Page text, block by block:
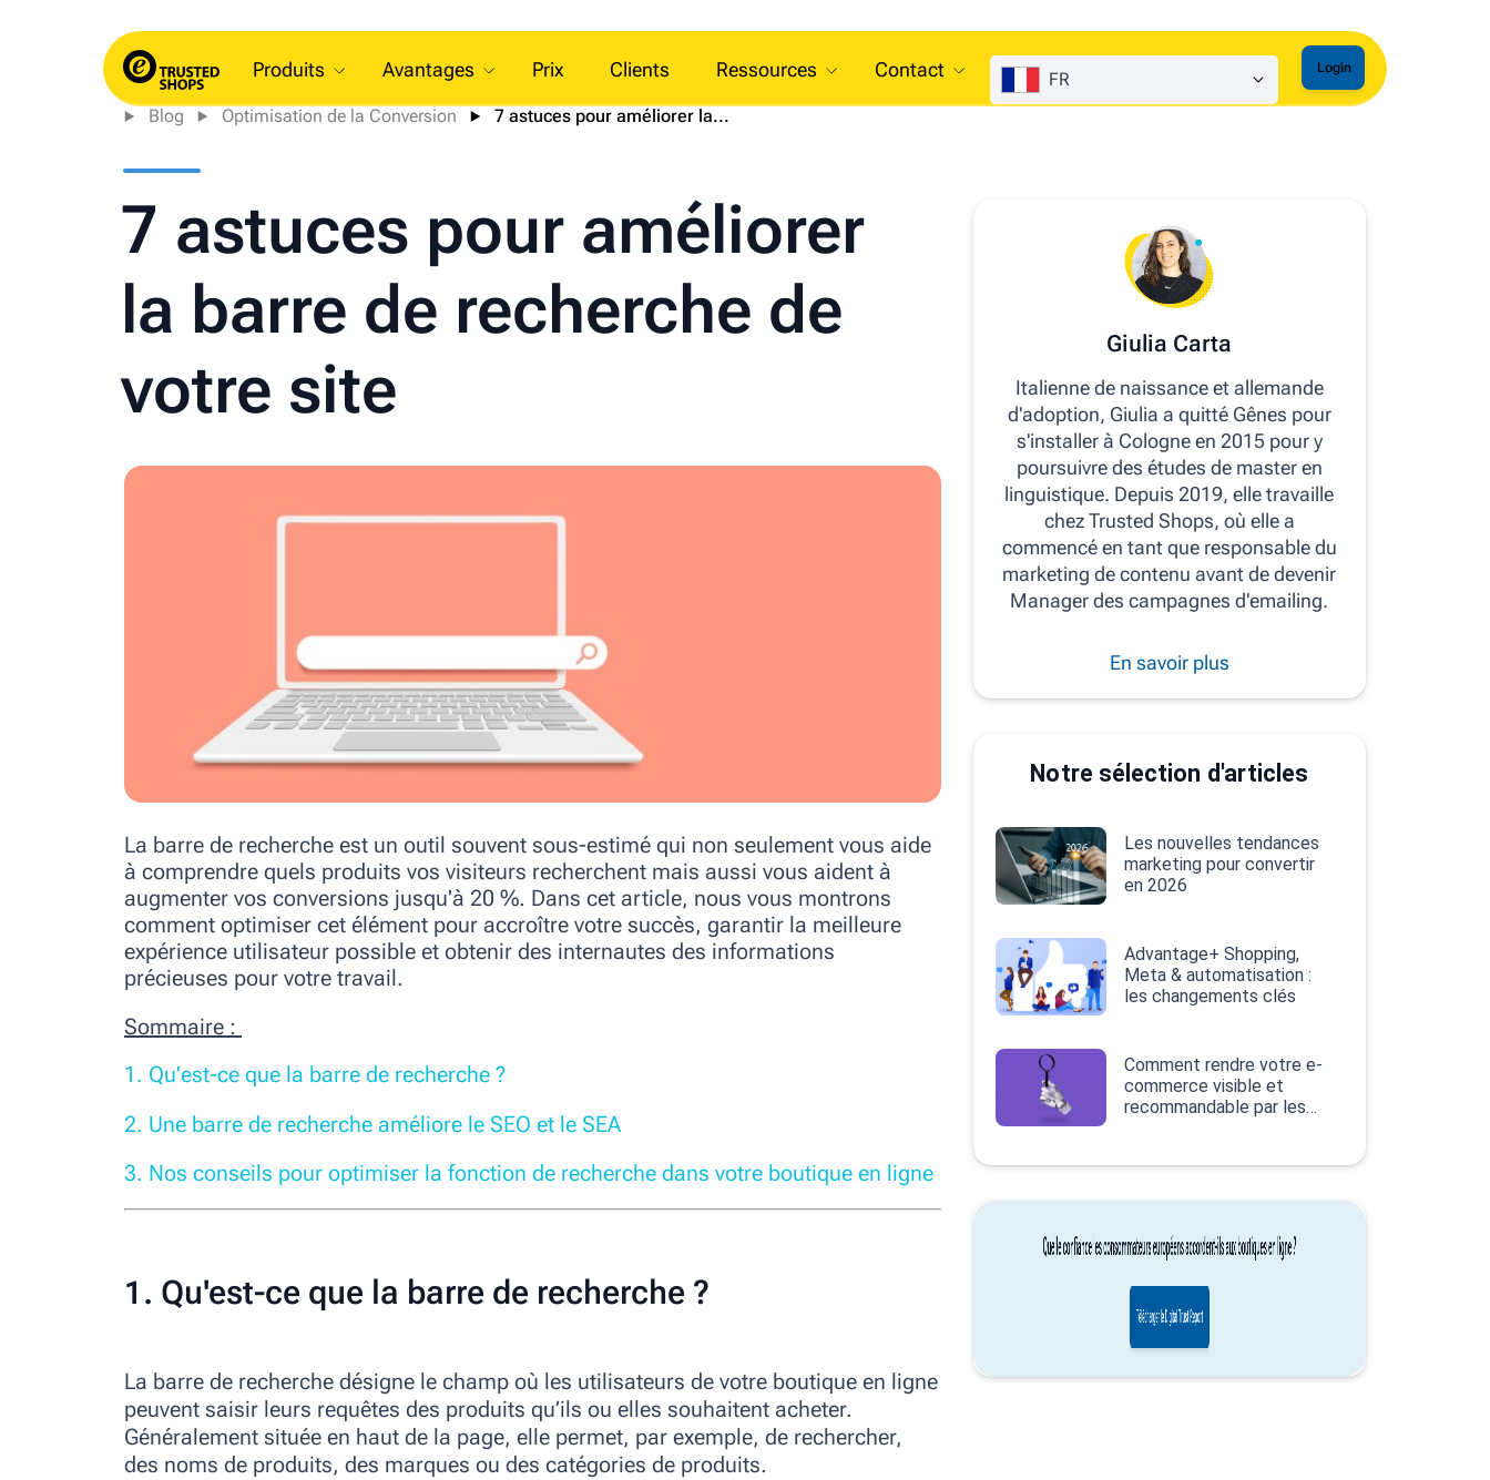
Produits Avantages Prix Clients Ressources Contact FR
Login
Blog Optimisation de la Conversion 7 astuces pour améliorer la...
7 astuces pour améliorer
la barre de recherche de
votre site
La barre de recherche est un outil souvent sous-estimé qui non seulement vous aide
à comprendre quels produits vos visiteurs recherchent mais aussi vous aident à
augmenter vos conversions jusqu'à 20 %. Dans cet article, nous vous montrons
comment optimiser cet élément pour accroître votre succès, garantir la meilleure
expérience utilisateur possible et obtenir des internautes des informations
précieuses pour votre travail.
Sommaire :
1. Qu'est-ce que la barre de recherche ?
2. Une barre de recherche améliore le SEO et le SEA
3. Nos conseils pour optimiser la fonction de recherche dans votre boutique en ligne
1. Qu'est-ce que la barre de recherche ?
La barre de recherche désigne le champ où les utilisateurs de votre boutique en ligne
peuvent saisir leurs requêtes des produits qu’ils ou elles souhaitent acheter.
Généralement située en haut de la page, elle permet, par exemple, de rechercher,
des noms de produits, des marques ou des catégories de produits.
Giulia Carta
Italienne de naissance et allemande
d'adoption, Giulia a quitté Gênes pour
s'installer à Cologne en 2015 pour y
poursuivre des études de master en
linguistique. Depuis 2019, elle travaille
chez Trusted Shops, où elle a
commencé en tant que responsable du
marketing de contenu avant de devenir
Manager des campagnes d'emailing.
En savoir plus
Notre sélection d'articles
Les nouvelles tendances
marketing pour convertir
en 2026
Advantage+ Shopping,
Meta & automatisation :
les changements clés
Comment rendre votre e-
commerce visible et
recommandable par les